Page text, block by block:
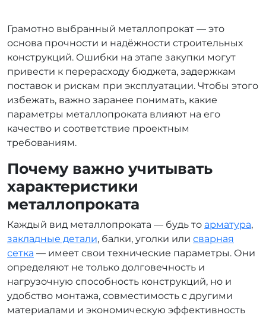
Грамотно выбранный металлопрокат — это
основа прочности и надёжности строительных
конструкций. Ошибки на этапе закупки могут
привести к перерасходу бюджета, задержкам
поставок и рискам при эксплуатации. Чтобы этого
избежать, важно заранее понимать, какие
параметры металлопроката влияют на его
качество и соответствие проектным
требованиям.
Почему важно учитывать
характеристики
металлопроката
Каждый вид металлопроката — будь то арматура,
закладные детали, балки, уголки или сварная
сетка — имеет свои технические параметры. Они
определяют не только долговечность и
нагрузочную способность конструкций, но и
удобство монтажа, совместимость с другими
материалами и экономическую эффективность